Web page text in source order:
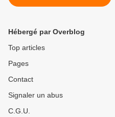
SETE
Hébergé par Overblog
Top articles
Pages
Contact
Signaler un abus
C.G.U.